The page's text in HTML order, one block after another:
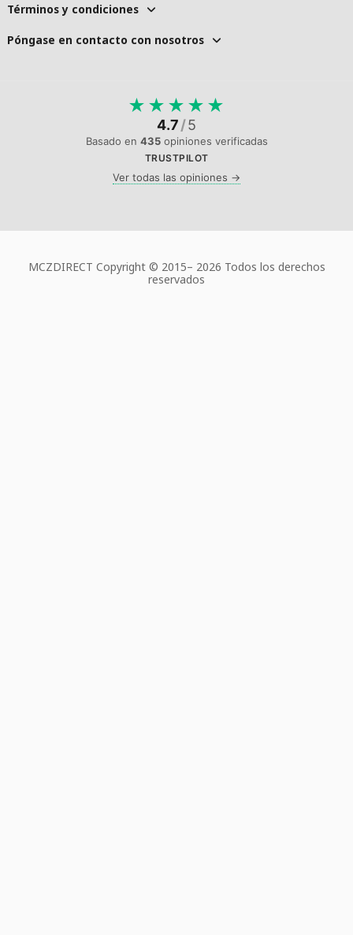
Términos y condiciones
Póngase en contacto con nosotros
★ ★ ★ ★ ★
4.7/5
Basado en 435opiniones verificadas
TRUSTPILOT
Ver todas las opiniones →
MCZDIRECT Copyright © 2015– 2026 Todos los derechos
reservados